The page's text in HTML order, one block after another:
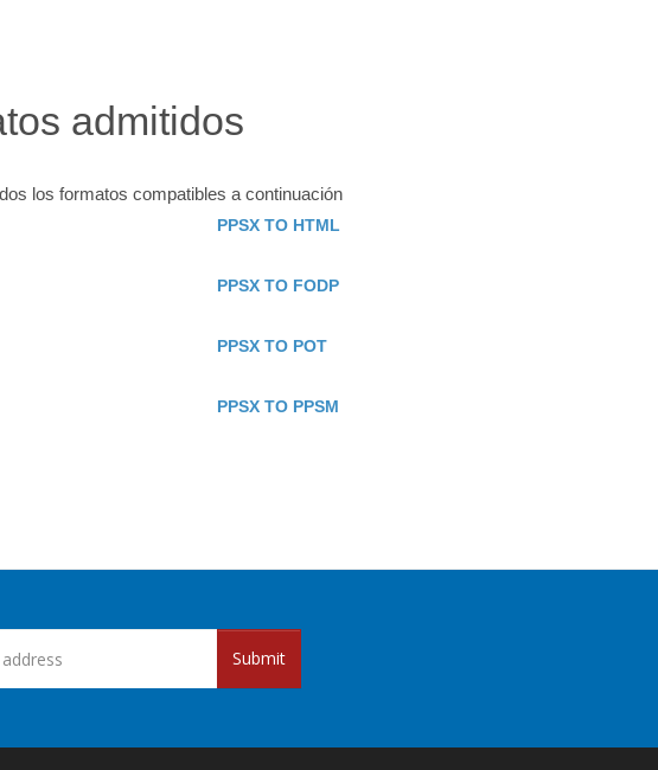
admitidos
los formatos compatibles a continuación
PPSX TO HTML
PPSX TO FODP
PPSX TO POT
PPSX TO PPSM
Submit